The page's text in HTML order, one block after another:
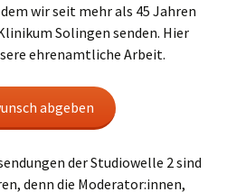
wir seit mehr als 45 Jahren
Solingen senden. Hier
ehrenamtliche Arbeit.
abgeben
der Studiowelle 2 sind
denn die Moderator:innen,